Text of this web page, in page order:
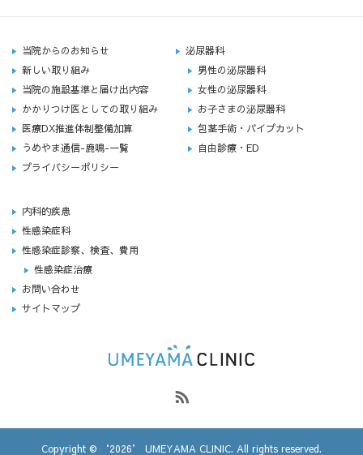
当院からのお知らせ
新しい取り組み
当院の施設基準と届け出内容
かかりつけ医としての取り組み
医療DX推進体制整備加算
うめやま通信-鹿鳴-一覧
プライバシーポリシー
泌尿器科
男性の泌尿器科
女性の泌尿器科
お子さまの泌尿器科
包茎手術・パイプカット
自由診療・ED
内科的疾患
性感染症科
性感染症診察、検査、費用
性感染症治療
お問い合わせ
サイトマップ
Copyright © ‘2026’ UMEYAMA CLINIC. All rights reserved.